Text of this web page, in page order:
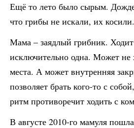
Ещё то лето было сырым.
что грибы не искали, их косили.
Мама – заядлый грибник.
исключительно одна. Может не
места. А может внутренняя
позволяет брать кого-то с
ритм противоречит ходить с
В августе 2010-го мамуля